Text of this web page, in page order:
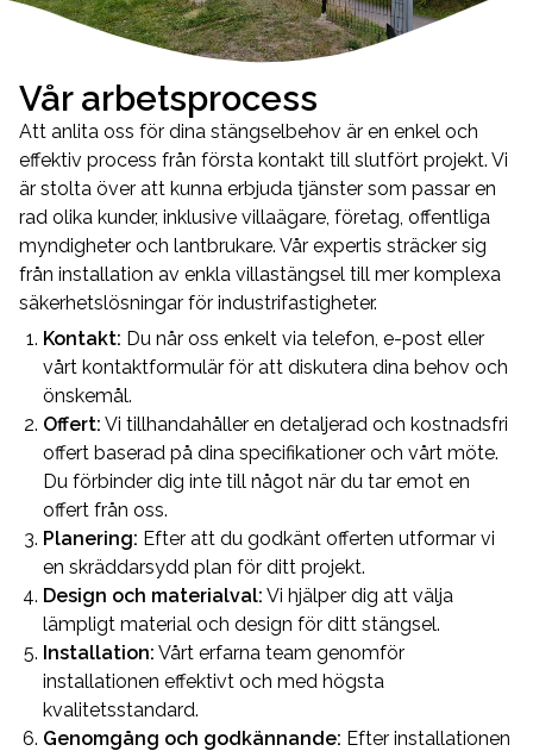
Vår arbetsprocess
Att anlita oss för dina stängselbehov är en enkel och
effektiv process från första kontakt till slutfört projekt. Vi
är stolta över att kunna erbjuda tjänster som passar en
rad olika kunder, inklusive villaägare, företag, offentliga
myndigheter och lantbrukare. Vår expertis sträcker sig
från installation av enkla villastängsel till mer komplexa
säkerhetslösningar för industrifastigheter.
Kontakt: Du når oss enkelt via telefon, e-post eller
vårt kontaktformulär för att diskutera dina behov och
önskemål.
Offert: Vi tillhandahåller en detaljerad och kostnadsfri
offert baserad på dina specifikationer och vårt möte.
Du förbinder dig inte till något när du tar emot en
offert från oss.
Planering: Efter att du godkänt offerten utformar vi
en skräddarsydd plan för ditt projekt.
Design och materialval: Vi hjälper dig att välja
lämpligt material och design för ditt stängsel.
Installation: Vårt erfarna team genomför
installationen effektivt och med högsta
kvalitetsstandard.
Genomgång och godkännande: Efter installationen